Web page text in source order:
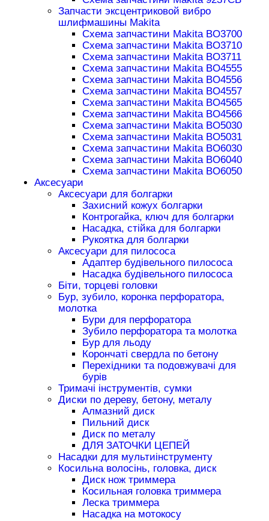
Запчасти эксцентриковой вибро
шлифмашины Makita
Схема запчастини Makita BO3700
Схема запчастини Makita BO3710
Схема запчастини Makita BO3711
Схема запчастини Makita BO4555
Схема запчастини Makita BO4556
Схема запчастини Makita BO4557
Схема запчастини Makita BO4565
Схема запчастини Makita BO4566
Схема запчастини Makita BO5030
Схема запчастини Makita BO5031
Схема запчастини Makita BO6030
Схема запчастини Makita BO6040
Схема запчастини Makita BO6050
Аксесуари
Аксесуари для болгарки
Захисний кожух болгарки
Контрогайка, ключ для болгарки
Насадка, стійка для болгарки
Рукоятка для болгарки
Аксесуари для пилососа
Адаптер будівельного пилососа
Насадка будівельного пилососа
Біти, торцеві головки
Бур, зубило, коронка перфоратора,
молотка
Бури для перфоратора
Зубило перфоратора та молотка
Бур для льоду
Корончаті свердла по бетону
Перехідники та подовжувачі для
бурів
Тримачі інструментів, сумки
Диски по дереву, бетону, металу
Алмазний диск
Пильний диск
Диск по металу
ДЛЯ ЗАТОЧКИ ЦЕПЕЙ
Насадки для мультиінструменту
Косильна волосінь, головка, диск
Диск нож триммера
Косильная головка триммера
Леска триммера
Насадка на мотокосу